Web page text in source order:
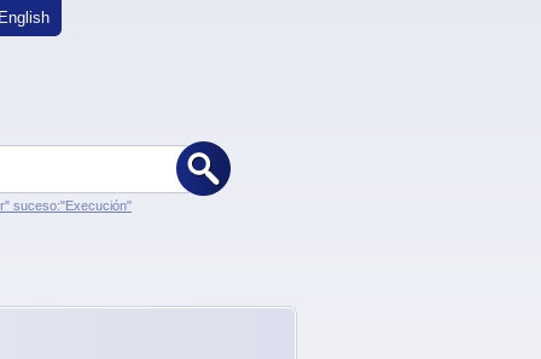
suceso:"Execución"